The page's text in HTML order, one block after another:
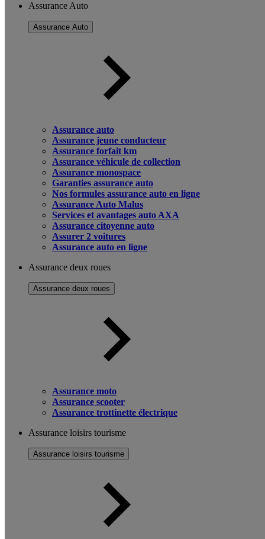
Assurance Auto
Assurance Auto
Assurance auto
Assurance jeune conducteur
Assurance forfait km
Assurance véhicule de collection
Assurance monospace
Garanties assurance auto
Nos formules assurance auto en ligne
Assurance Auto Malus
Services et avantages auto AXA
Assurance citoyenne auto
Assurer 2 voitures
Assurance auto en ligne
Assurance deux roues
Assurance deux roues
Assurance moto
Assurance scooter
Assurance trottinette électrique
Assurance loisirs tourisme
Assurance loisirs tourisme